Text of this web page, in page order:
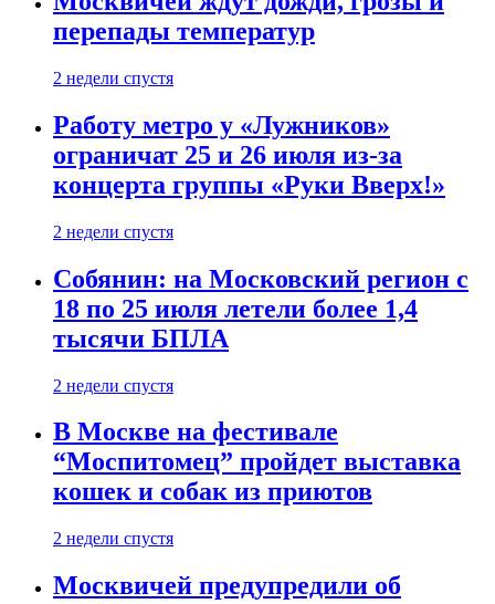
перепады температур
2 недели спустя
Работу метро у «Лужников»
ограничат 25 и 26 июля из-за
концерта группы «Руки Вверх!»
2 недели спустя
Собянин: на Московский регион с
18 по 25 июля летели более 1,4
тысячи БПЛА
2 недели спустя
В Москве на фестивале
“Моспитомец” пройдет выставка
кошек и собак из приютов
2 недели спустя
Москвичей предупредили об